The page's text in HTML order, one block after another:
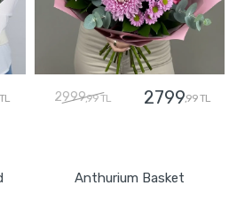
2999,99 TL 2799,99 TL
Anthurium Basket